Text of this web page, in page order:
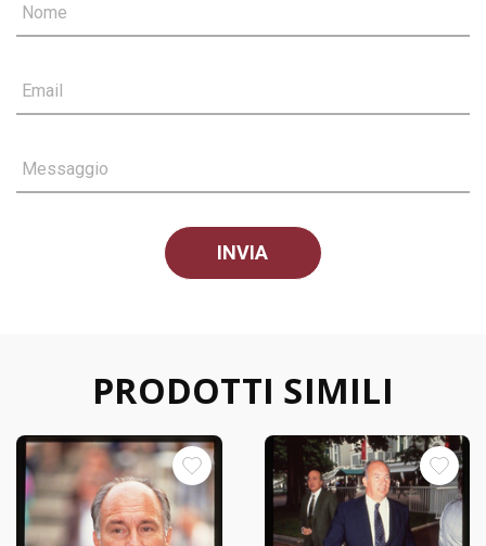
Nome
Email
Messaggio
PRODOTTI SIMILI